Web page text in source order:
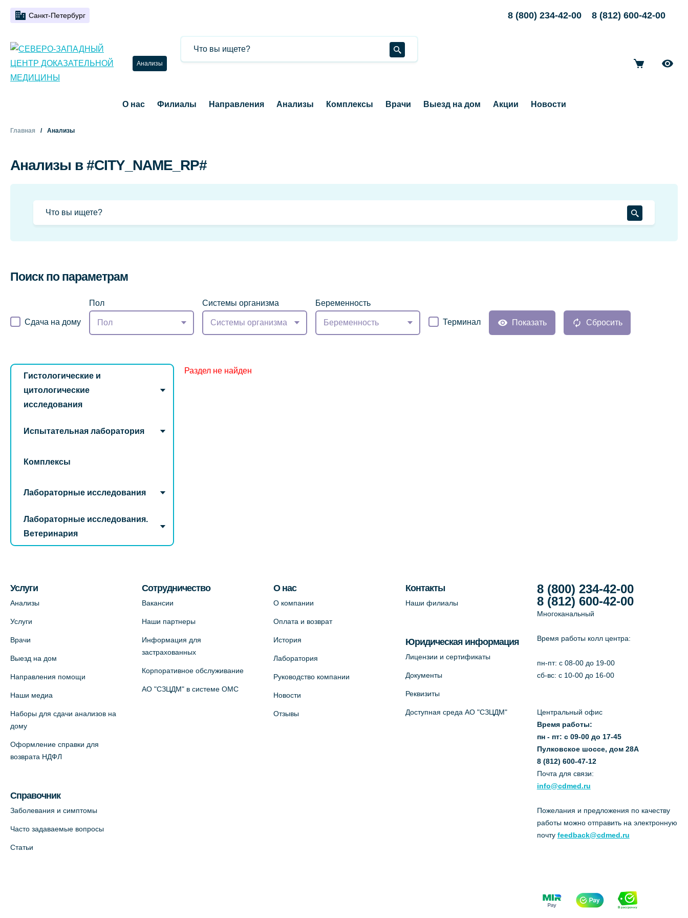
Санкт-Петербург 8 (800) 234-42-00 8 (812) 600-42-00
Анализы
О нас Филиалы Направления Анализы Комплексы Врачи Выезд на дом Акции Новости
Главная Анализы
Анализы в #CITY_NAME_RP#
Поиск по параметрам
Сдача на дому
Пол
Пол
Системы организма
Системы организма
Беременность
Беременность Терминал Показать Сбросить
Гистологические и
цитологические
исследования
Испытательная лаборатория
Комплексы
Лабораторные исследования
Лабораторные исследования.
Ветеринария
Раздел не найден
Услуги
Анализы
Услуги
Врачи
Выезд на дом
Направления помощи
Наши медиа
Наборы для сдачи анализов на
дому
Оформление справки для
возврата НДФЛ
Справочник
Заболевания и симптомы
Часто задаваемые вопросы
Статьи
Сотрудничество
Вакансии
Наши партнеры
Информация для
застрахованных
Корпоративное обслуживание
АО "СЗЦДМ" в системе ОМС
О нас
О компании
Оплата и возврат
История
Лаборатория
Руководство компании
Новости
Отзывы
Контакты
Наши филиалы
Юридическая информация
Лицензии и сертификаты
Документы
Реквизиты
Доступная среда АО "СЗЦДМ"
8 (800) 234-42-00
8 (812) 600-42-00
Многоканальный
Время работы колл центра:
пн-пт: c 08-00 до 19-00
сб-вс: с 10-00 до 16-00
Центральный офис
Время работы:
пн - пт: с 09-00 до 17-45
Пулковское шоссе, дом 28А
8 (812) 600-47-12
Почта для связи:
info@cdmed.ru
Пожелания и предложения по качеству
работы можно отправить на электронную
почту feedback@cdmed.ru